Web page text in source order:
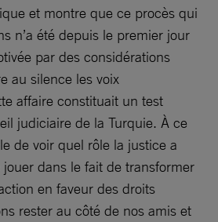
et montre que ce procès qui
n’a été depuis le premier jour
par des considérations
au silence les voix
affaire constituait un test
judiciaire de la Turquie. À ce
de voir quel rôle la justice a
dans le fait de transformer
en faveur des droits
rester au côté de nos amis et